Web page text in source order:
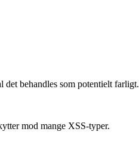
behandles som potentielt farligt.
mod mange XSS-typer.